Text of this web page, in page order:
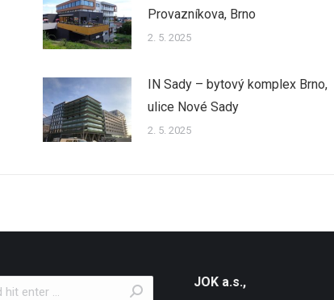
Provazníkova, Brno
2. 5. 2025
IN Sady – bytový komplex Brno,
ulice Nové Sady
2. 5. 2025
JOK a.s.,